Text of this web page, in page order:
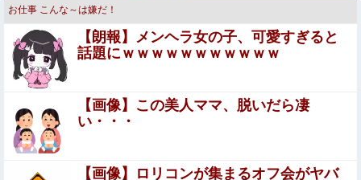
（涙声）」→とんでもないことになった・・・どうひよ
う・・・
レインボー池田、超美人女子アナと結婚wwwwwww
【画像】 コスプレイヤーさん(19)、お○ぱいが美しすぎて
AIと間違われるｗｗ
日本、「100万すら貯金が無い奴」が半数もいるとか貧困
国過ぎないか？ｗｗｗｗｗ
(ヽ^ん^) 「20万もするゲーミングPC買っちゃった」一
お仕事 こんな～は嫌だ！
【朗報】メンヘラ女の子、可愛すぎると
話題にｗｗｗｗｗｗｗｗｗｗｗ
【画像】この美人ママ、脱いだら凄
い・・・
【画像】ロリコンが集まるオフ会がヤバ